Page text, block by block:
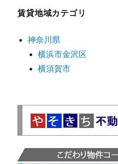
賃貸地域カテゴリ
神奈川県
横浜市金沢区
横須賀市